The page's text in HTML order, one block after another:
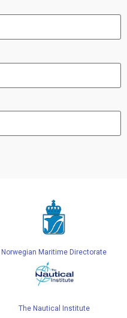
Norwegian Maritime Directorate
The Nautical Institute